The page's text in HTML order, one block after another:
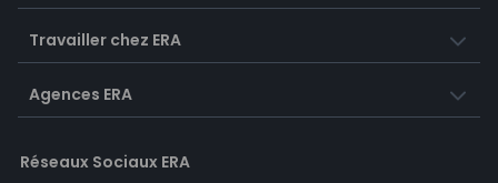
Travailler chez ERA
Agences ERA
Réseaux Sociaux ERA